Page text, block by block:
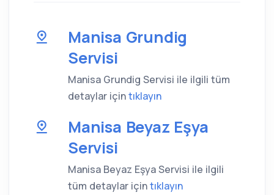
Manisa Grundig
Servisi
Manisa Grundig Servisi ile ilgili tüm
detaylar içintıklayın
Manisa Beyaz Eşya
Servisi
Manisa Beyaz Eşya Servisi ile ilgili
tüm detaylar içintıklayın